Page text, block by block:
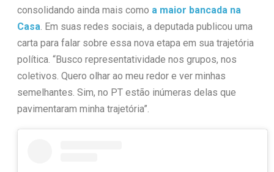
consolidando ainda mais como a maior bancada na
Casa . Em suas redes sociais, a deputada publicou uma
carta para falar sobre essa nova etapa em sua trajetória
política. “Busco representatividade nos grupos, nos
coletivos. Quero olhar ao meu redor e ver minhas
semelhantes. Sim, no PT estão inúmeras delas que
pavimentaram minha trajetória”.